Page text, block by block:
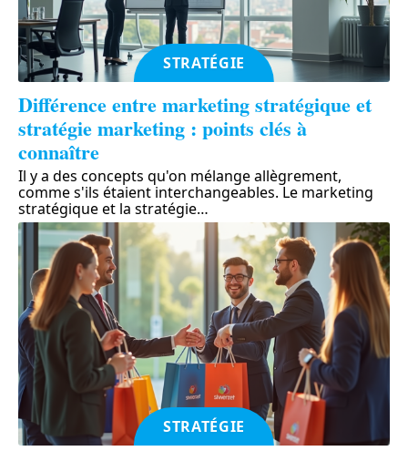
STRATÉGIE
Différence entre marketing stratégique et
stratégie marketing : points clés à
connaître
Il y a des concepts qu'on mélange allègrement,
comme s'ils étaient interchangeables. Le marketing
stratégique et la stratégie…
STRATÉGIE